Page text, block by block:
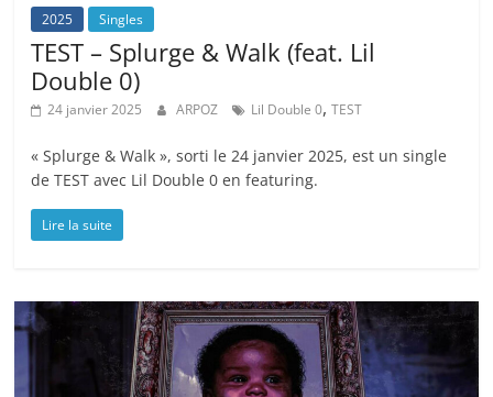
2025 Singles
TEST – Splurge & Walk (feat. Lil
Double 0)
24 janvier 2025 ARPOZ Lil Double 0,TEST
« Splurge & Walk », sorti le 24 janvier 2025, est un single
de TEST avec Lil Double 0 en featuring.
Lire la suite